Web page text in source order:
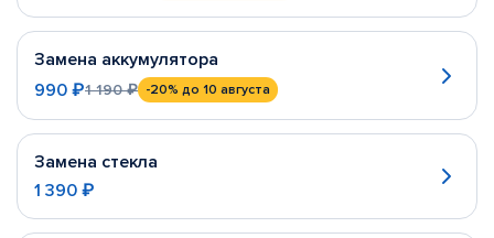
Замена аккумулятора
990 ₽1 190 ₽ -20% до 10 августа
Замена стекла
1 390 ₽